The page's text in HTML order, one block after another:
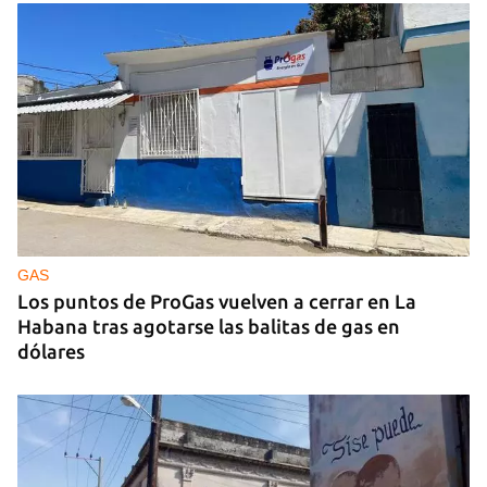
MÚSICA
Un público enamorado de Celia Cruz desafía la
censura en un homenaje en La Habana
GAS
Los puntos de ProGas vuelven a cerrar en La
Habana tras agotarse las balitas de gas en
dólares